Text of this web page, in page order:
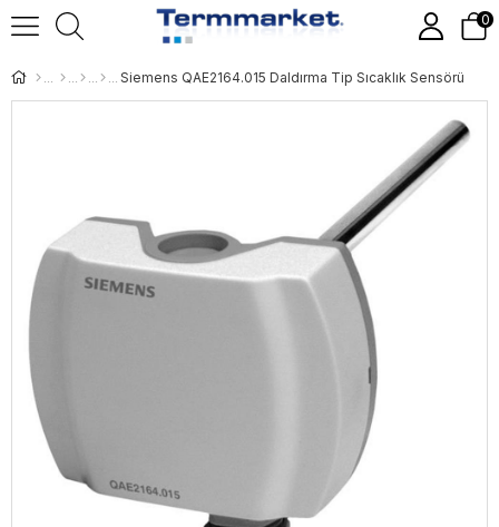
0
Siemens QAE2164.015 Daldırma Tip Sıcaklık Sensörü